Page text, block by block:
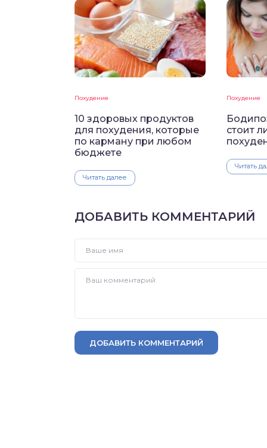
Похудение
10 здоровых продуктов
для похудения, которые
по карману при любом
бюджете
Читать далее
Похудение
стоит
Читать
ДОБАВИТЬ КОММЕНТАРИЙ
ДОБАВИТЬ КОММЕНТАРИЙ